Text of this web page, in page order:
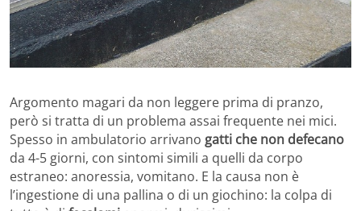
Argomento magari da non leggere prima di pranzo,
però si tratta di un problema assai frequente nei mici.
Spesso in ambulatorio arrivano gatti che non defecano
da 4-5 giorni, con sintomi simili a quelli da corpo
estraneo: anoressia, vomitano. E la causa non è
l’ingestione di una pallina o di un giochino: la colpa di